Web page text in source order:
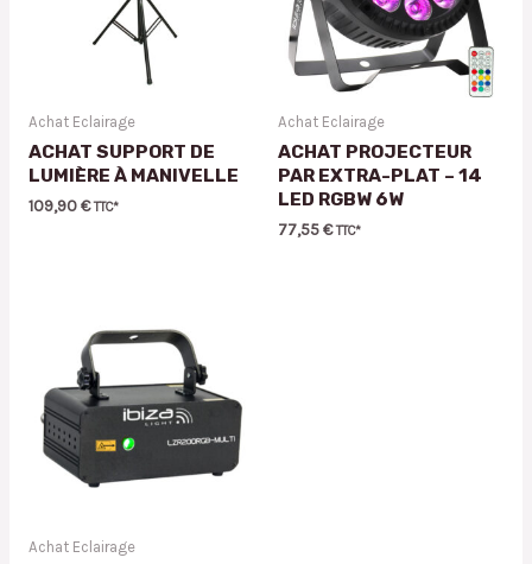
Achat Eclairage
ACHAT SUPPORT DE
LUMIÈRE À MANIVELLE
109,90€ TTC*
Achat Eclairage
ACHAT PROJECTEUR
PAR EXTRA-PLAT – 14
LED RGBW 6W
77,55€ TTC*
Achat Eclairage